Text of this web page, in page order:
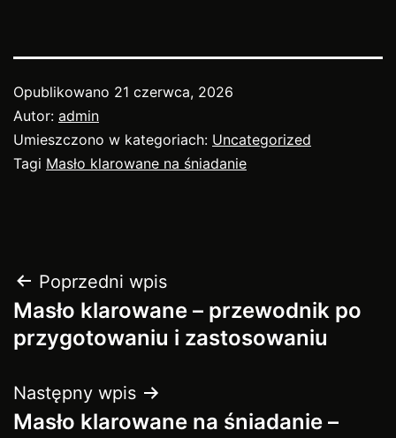
Opublikowano 21 czerwca, 2026
Autor: admin
Umieszczono w kategoriach: Uncategorized
Tagi Masło klarowane na śniadanie
Nawigacja
wpisu
Poprzedni wpis
Masło klarowane – przewodnik po
przygotowaniu i zastosowaniu
Następny wpis
Masło klarowane na śniadanie –